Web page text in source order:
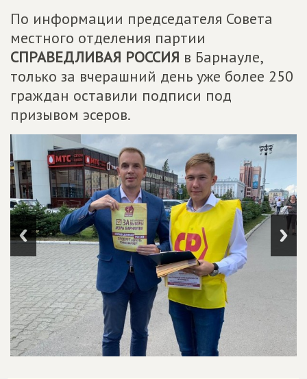
По информации председателя Совета
местного отделения партии
СПРАВЕДЛИВАЯ РОССИЯ в Барнауле,
только за вчерашний день уже более 250
граждан оставили подписи под
призывом эсеров.